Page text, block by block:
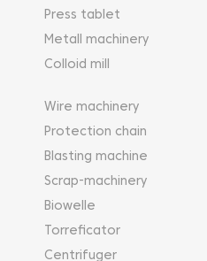
Press tablet
Metall machinery
Colloid mill
Wire machinery
Protection chain
Blasting machine
Scrap-machinery
Biowelle
Torreficator
Centrifuger